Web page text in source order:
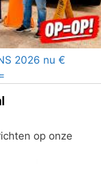
2026 nu €
op onze